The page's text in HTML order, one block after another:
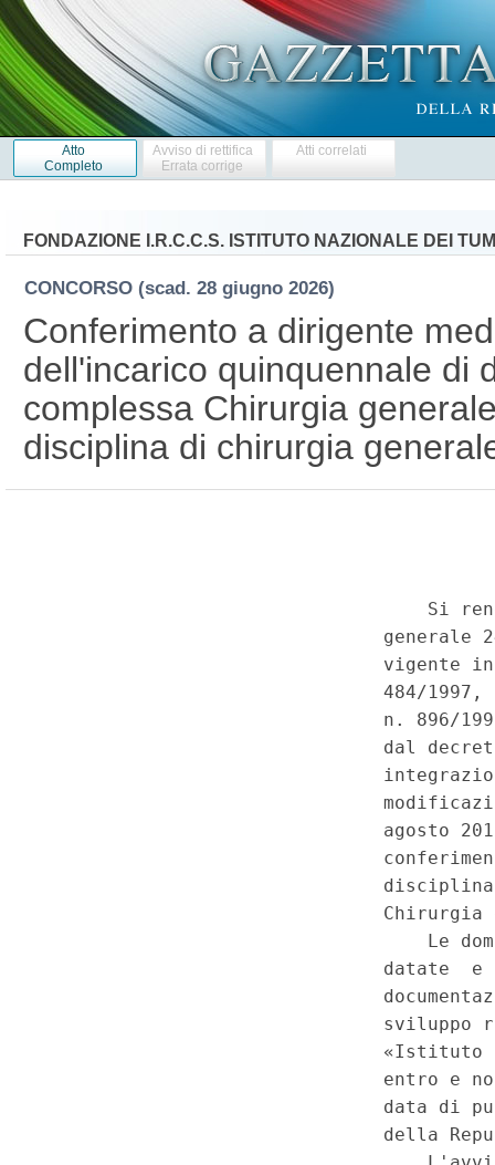
Atto
Completo
Avviso di rettifica
Errata corrige
Atti correlati
FONDAZIONE I.R.C.C.S. ISTITUTO NAZIONALE DEI
CONCORSO (scad. 28 giugno 2026)
Conferimento a dirigente
dell'incarico quinquennale di
complessa Chirurgia
disciplina di chirurgia